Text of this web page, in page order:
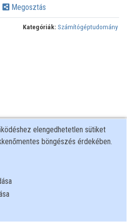
Megosztás
Kategóriák: Számítógéptudomány
elengedhetetlen sütiket
böngészés érdekében.